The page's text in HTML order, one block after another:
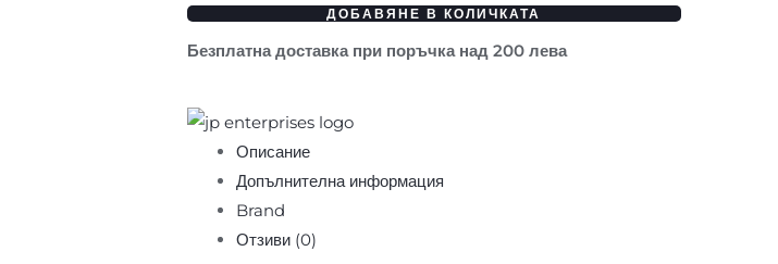
ДОБАВЯНЕ В КОЛИЧКАТА
Безплатна доставка при поръчка над 200 лева
Описание
Допълнителна информация
Brand
Отзиви (0)